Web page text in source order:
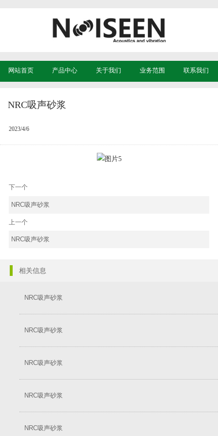
网站首页 产品中心 关于我们 业务范围 联系我们
NRC吸声砂浆
2023/4/6
下一个
NRC吸声砂浆
上一个
NRC吸声砂浆
相关信息
NRC吸声砂浆
NRC吸声砂浆
NRC吸声砂浆
NRC吸声砂浆
NRC吸声砂浆